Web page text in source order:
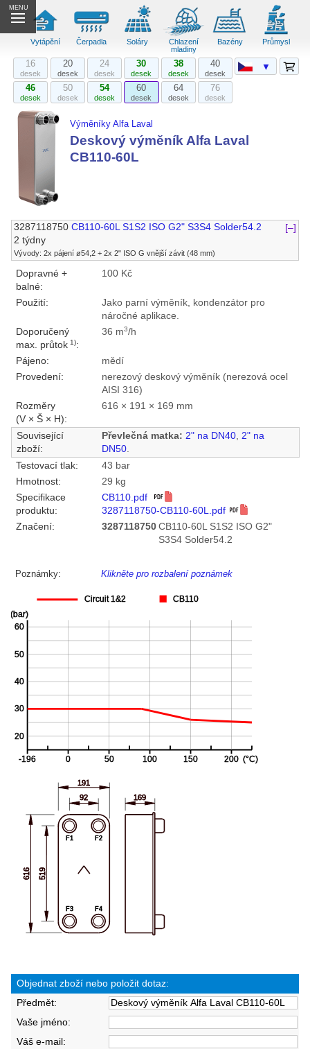
MENU
Vytápění Čerpadla Soláry
Chlazení
mladiny
Bazény Průmysl
16
desek
20
desek
24
desek
30
desek
38
desek
40
desek
46
desek
50
desek
54
desek
60
desek
64
desek
76
desek
Výměníky Alfa Laval
Deskový výměník Alfa Laval
CB110-60L
3287118750 CB110-60L S1S2 ISO G2" S3S4 Solder54.2
[–]
2 týdny
Vývody: 2x pájení ø54,2 + 2x 2" ISO G vnější závit (48 mm)
Dopravné +
balné:
100 Kč
Použití:
Jako parní výměník, kondenzátor pro
náročné aplikace.
Doporučený
max. průtok1):
36 m3/h
Pájeno:
mědí
Provedení:
nerezový deskový výměník (nerezová ocel
AISI 316)
Rozměry
(V × Š × H):
616 × 191 × 169 mm
Související
zboží:
Převlečná matka: 2" na DN40, 2" na
DN50.
Testovací tlak:
43 bar
Hmotnost:
29 kg
Specifikace
produktu:
CB110.pdf
3287118750-CB110-60L.pdf
Značení:
3287118750 CB110-60L S1S2 ISO G2"
S3S4 Solder54.2
Poznámky: Klikněte pro rozbalení poznámek
Objednat zboží nebo položit dotaz:
Předmět:
Vaše jméno:
Váš e-mail:
▼